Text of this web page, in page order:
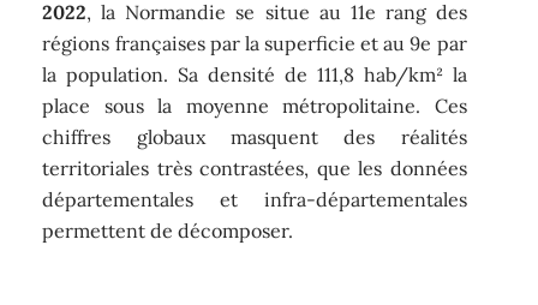
2022, la Normandie se situe au 11e rang des
régions françaises par la superficie et au 9e par
la population. Sa densité de 111,8 hab/km² la
place sous la moyenne métropolitaine. Ces
chiffres globaux masquent des réalités
territoriales très contrastées, que les données
départementales et infra-départementales
permettent de décomposer.